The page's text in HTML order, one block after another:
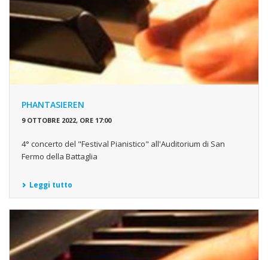
PHANTASIEREN
9 OTTOBRE 2022, ORE 17:00
4° concerto del "Festival Pianistico" all'Auditorium di San
Fermo della Battaglia
Leggi tutto